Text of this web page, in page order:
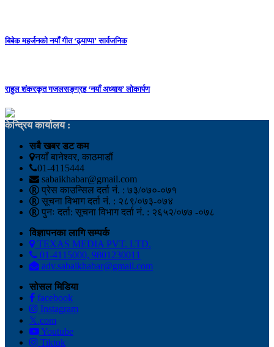
बिबेक महर्जनको नयाँ गीत ‘ढ्याप्पा’ सार्वजनिक
राहुल शंकरकृत गजलसङ्ग्रह ‘नयाँ अध्याय’ लोकार्पण
केन्द्रिय कार्यालय :
सबै खबर डट कम
नयाँ बानेश्वर, काठमाडौं
01-4115444
sabaikhabar@gmail.com
प्रेस काउन्सिल दर्ता नं. : ७३/०७०-०७१
सूचना विभाग दर्ता नं. : २८९/०७३-०७४
पुनः दर्ता: सूचना विभाग दर्ता नं. : २६५२/०७७ -०७८
विज्ञापनका लागि सम्पर्क
TEXAS MEDIA PVT. LTD.
01-4115000, 9801230011
adv.sabaikhabar@gmail.com
सोसल मिडिया
facebook
Instagram
𝕏.com
Youtube
Tiktok